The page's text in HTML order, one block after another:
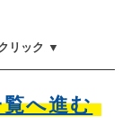
リック ▼
へ進む